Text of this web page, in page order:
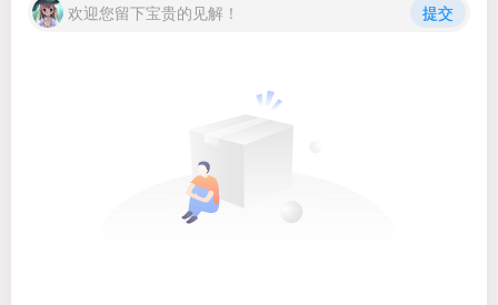
欢迎您留下宝贵的见解！ 提交